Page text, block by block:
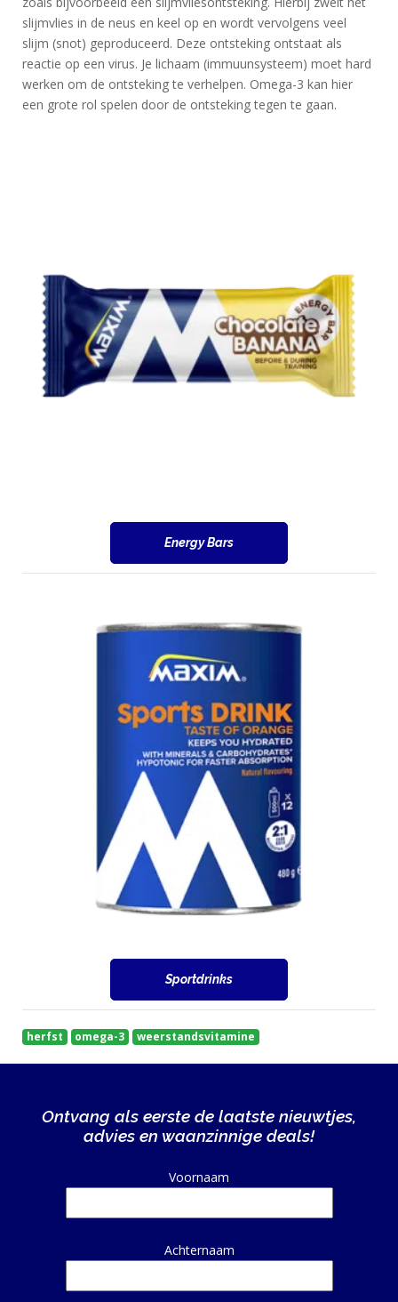
slijmvlies in de neus en keel op en wordt vervolgens veel
slijm (snot) geproduceerd. Deze ontsteking ontstaat als
reactie op een virus. Je lichaam (immuunsysteem) moet hard
werken om de ontsteking te verhelpen. Omega-3 kan hier
een grote rol spelen door de ontsteking tegen te gaan.
Energy Bars
Sportdrinks
herfst omega-3 weerstandsvitamine
Ontvang als eerste de laatste nieuwtjes,
advies en waanzinnige deals!
Voornaam
Achternaam
Alternative: